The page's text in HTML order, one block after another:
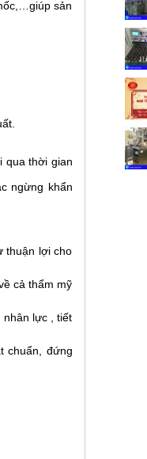
sản
qua thời gian
ngừng khẩn
thuận lợi cho
cả thẩm mỹ
nhân lực , tiết
chuẩn, đứng